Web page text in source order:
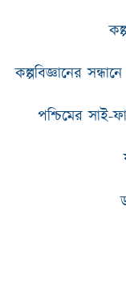
কল্পবিজ্ঞানের
পশ্চিমের সাই-